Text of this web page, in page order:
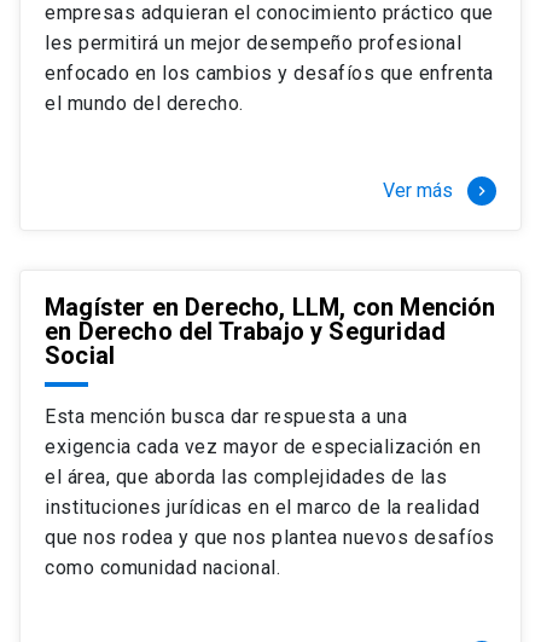
empresas adquieran el conocimiento práctico que
les permitirá un mejor desempeño profesional
enfocado en los cambios y desafíos que enfrenta
el mundo del derecho.
Ver más keyboard_arrow_right
Magíster en Derecho, LLM, con Mención
en Derecho del Trabajo y Seguridad
Social
Esta mención busca dar respuesta a una
exigencia cada vez mayor de especialización en
el área, que aborda las complejidades de las
instituciones jurídicas en el marco de la realidad
que nos rodea y que nos plantea nuevos desafíos
como comunidad nacional.